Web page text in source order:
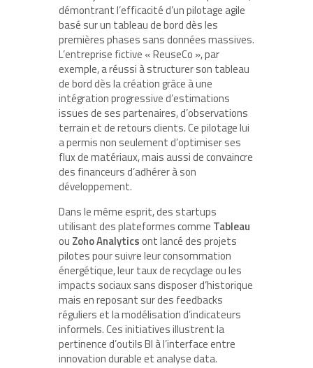
démontrant l’efficacité d’un pilotage agile
basé sur un tableau de bord dès les
premières phases sans données massives.
L’entreprise fictive « ReuseCo », par
exemple, a réussi à structurer son tableau
de bord dès la création grâce à une
intégration progressive d’estimations
issues de ses partenaires, d’observations
terrain et de retours clients. Ce pilotage lui
a permis non seulement d’optimiser ses
flux de matériaux, mais aussi de convaincre
des financeurs d’adhérer à son
développement.
Dans le même esprit, des startups
utilisant des plateformes comme Tableau
ou Zoho Analyticsont lancé des projets
pilotes pour suivre leur consommation
énergétique, leur taux de recyclage ou les
impacts sociaux sans disposer d’historique
mais en reposant sur des feedbacks
réguliers et la modélisation d’indicateurs
informels. Ces initiatives illustrent la
pertinence d’outils BI à l’interface entre
innovation durable et analyse data.